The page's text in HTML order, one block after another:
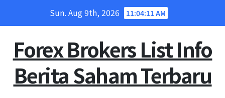
Sun. Aug 9th, 2026 11:04:12 AM
Forex Brokers List Info
Berita Saham Terbaru